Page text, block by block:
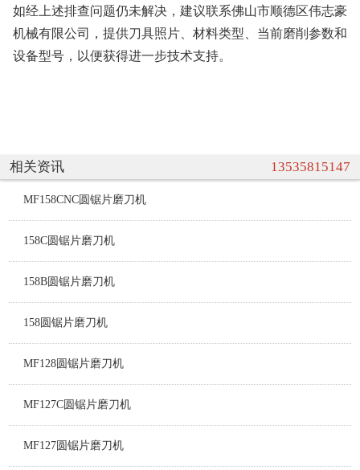
如经上述排查问题仍未解决，建议联系佛山市顺德区伟志豪
机械有限公司，提供刀具照片、材料类型、当前磨削参数和
设备型号，以便获得进一步技术支持。
相关资讯 13535815147
MF158CNC圆锯片磨刀机
158C圆锯片磨刀机
158B圆锯片磨刀机
158圆锯片磨刀机
MF128圆锯片磨刀机
MF127C圆锯片磨刀机
MF127圆锯片磨刀机